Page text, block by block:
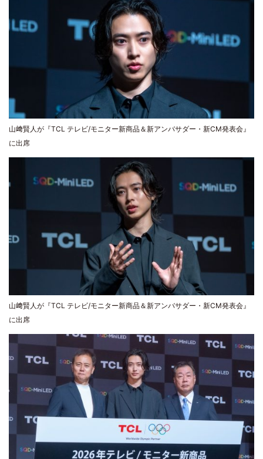
山﨑賢人が『TCL テレビ/モニター新商品＆新アンバサダー・新CM発表会』
に出席
山﨑賢人が『TCL テレビ/モニター新商品＆新アンバサダー・新CM発表会』
に出席